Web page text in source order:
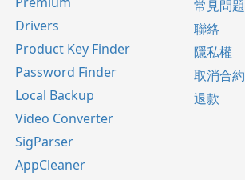
Drivers
Product Key Finder
Password Finder
Local Backup
Video Converter
SigParser
AppCleaner
常見問題
聯絡
隱私權
取消合約
退款